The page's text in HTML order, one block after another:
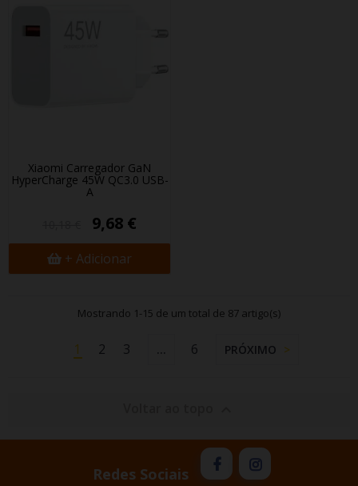
Xiaomi Carregador GaN
HyperCharge 45W QC3.0 USB-
A
9,68 €
+ Adicionar
Mostrando 1-15 de um total de 87 artigo(s)
1 2 3 … 6 PRÓXIMO
Redes Sociais